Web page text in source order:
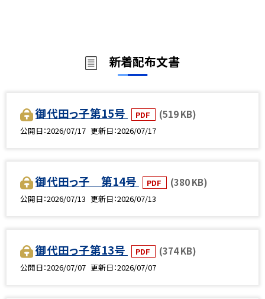
新着配布文書
御代田っ子第15号 PDF (519 KB)
公開日 2026/07/17 更新日 2026/07/17
御代田っ子 第14号 PDF (380 KB)
公開日 2026/07/13 更新日 2026/07/13
御代田っ子第13号 PDF (374 KB)
公開日 2026/07/07 更新日 2026/07/07